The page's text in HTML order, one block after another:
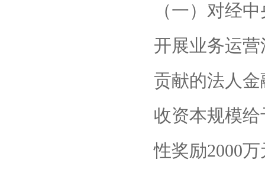
（一）对经
开展业务运
贡献的法人
收资本规模
性奖励2000